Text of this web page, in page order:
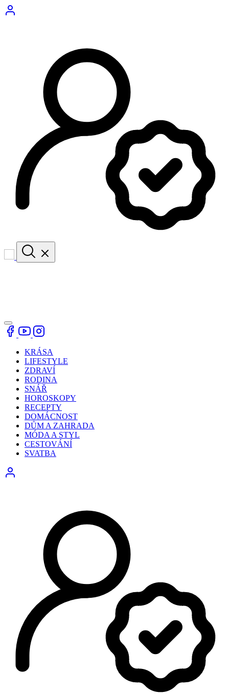
KRÁSA
LIFESTYLE
ZDRAVÍ
RODINA
SNÁŘ
HOROSKOPY
RECEPTY
DOMÁCNOST
DŮM A ZAHRADA
MÓDA A STYL
CESTOVÁNÍ
SVATBA